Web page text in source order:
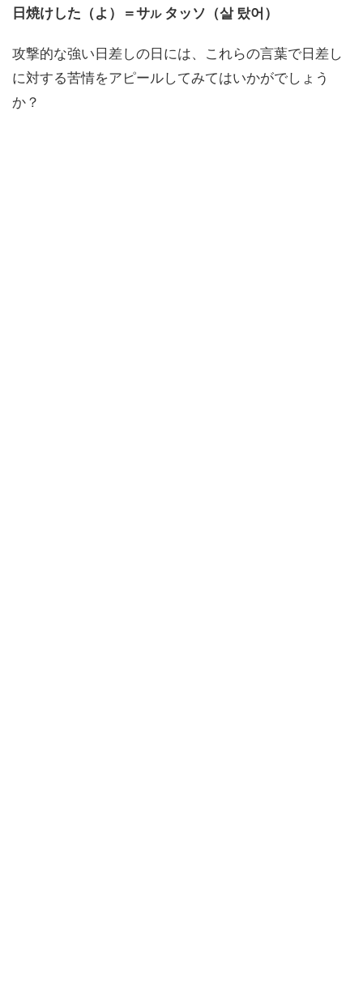
日焼けした（よ）＝サルタッソ（살 탔어）
攻撃的な強い日差しの日には、これらの言葉で日差し
に対する苦情をアピールしてみてはいかがでしょう
か？